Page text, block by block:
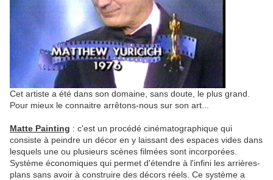
Cet artiste a été dans son domaine, sans doute, le plus grand.
Pour mieux le connaitre arrêtons-nous sur son art...
Matte Painting : c'est un procédé cinématographique qui
consiste à peindre un décor en y laissant des espaces vides dans
lesquels une ou plusieurs scènes filmées sont incorporées.
Système économiques qui permet d'étendre à l'infini les arrières-
plans sans avoir à construire des décors réels. Ce système a